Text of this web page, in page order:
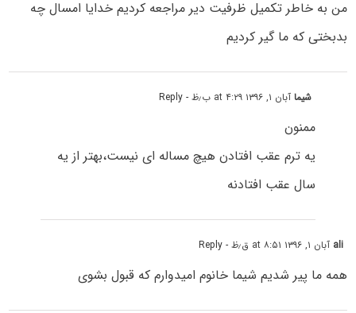
من به خاطر تکمیل ظرفیت دیر مراجعه کردیم خدایا امسال چه
بدبختى که ما گیر کردیم
شیماآبان ۱, ۱۳۹۶ at ۴:۲۹ ب٫ظ - Reply
ممنون
یه ترم عقب افتادن هیچ مساله ای نیست،بهتر از یه
سال عقب افتادنه
ali آبان ۱, ۱۳۹۶ at ۸:۵۱ ق٫ظ - Reply
همه ما پیر شدیم شیما خانوم امیدوارم که قبول بشوى